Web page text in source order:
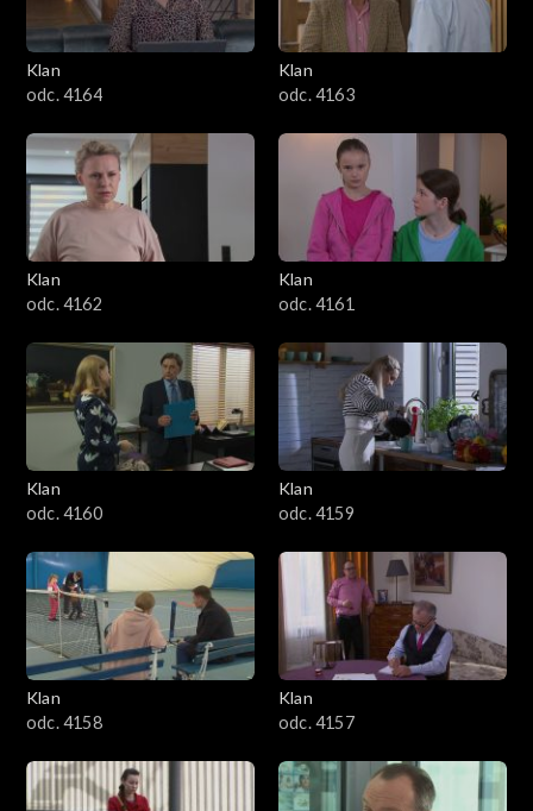
Klan
odc. 4164
Klan
odc. 4163
Klan
odc. 4162
Klan
odc. 4161
Klan
odc. 4160
Klan
odc. 4159
Klan
odc. 4158
Klan
odc. 4157